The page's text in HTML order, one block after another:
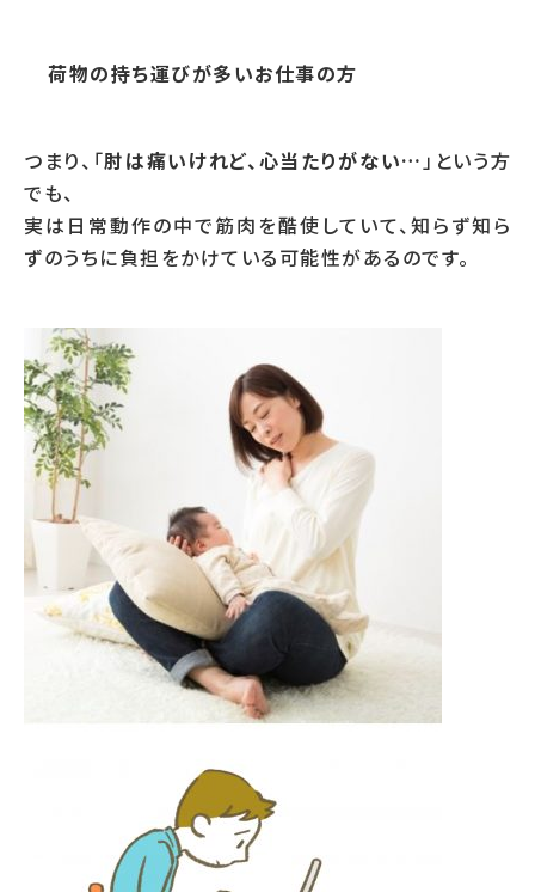
荷物の持ち運びが多いお仕事の方
つまり、「肘は痛いけれど、心当たりがない…」という方
でも、
実は日常動作の中で筋肉を酷使していて、知らず知ら
ずのうちに負担をかけている可能性があるのです。